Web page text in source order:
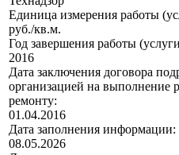
Единица измерения работы
руб./кв.м.
Год завершения работы
2016
Дата заключения договора
организацией на выполнение
ремонту:
01.04.2016
Дата заполнения информации:
08.05.2026